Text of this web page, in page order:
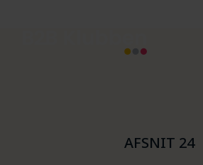
AFSNIT 24